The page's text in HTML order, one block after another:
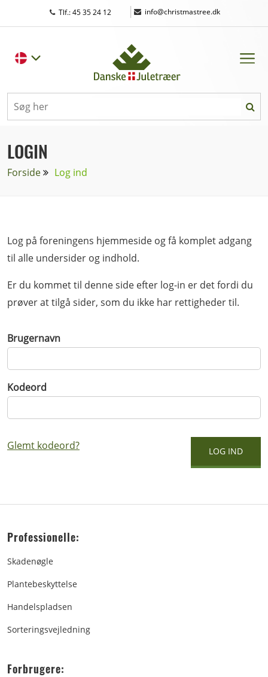
Tlf.: 45 35 24 12 | info@christmastree.dk
LOGIN
Forside Log ind
Log på foreningens hjemmeside og få komplet adgang
til alle undersider og indhold.
Er du kommet til denne side efter log-in er det fordi du
prøver at tilgå sider, som du ikke har rettigheder til.
Brugernavn
Kodeord
Glemt kodeord?
Professionelle:
Skadenøgle
Plantebeskyttelse
Handelspladsen
Sorteringsvejledning
Forbrugere: